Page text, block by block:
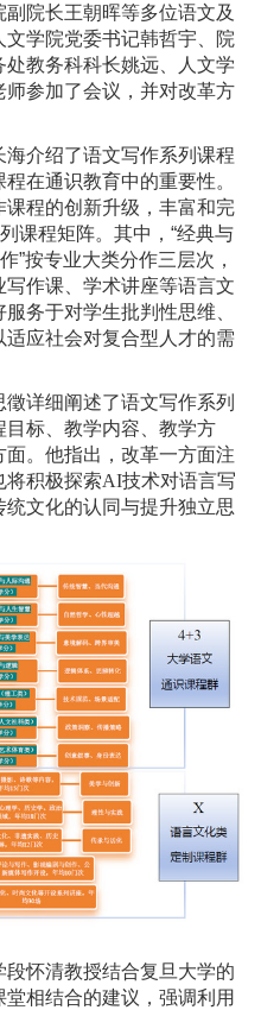
院长王朝晖等多位语文及
学院党委书记韩哲宇、院
处教务科科长姚远、人文学
师参加了会议，并对改革方
介绍了语文写作系列课程
程在通识教育中的重要性。
程的创新升级，丰富和完
课程矩阵。其中，“经典与
”按专业大类分作三层次，
作课、学术讲座等语言文
服务于对学生批判性思维、
适应社会对复合型人才的需
详细阐述了语文写作系列
标、教学内容、教学方
。 他指出，改革一方面注
将积极探索AI技术对语言写
文化的认同与提升独立思
怀清教授结合复旦大学的
相结合的建议，强调利用